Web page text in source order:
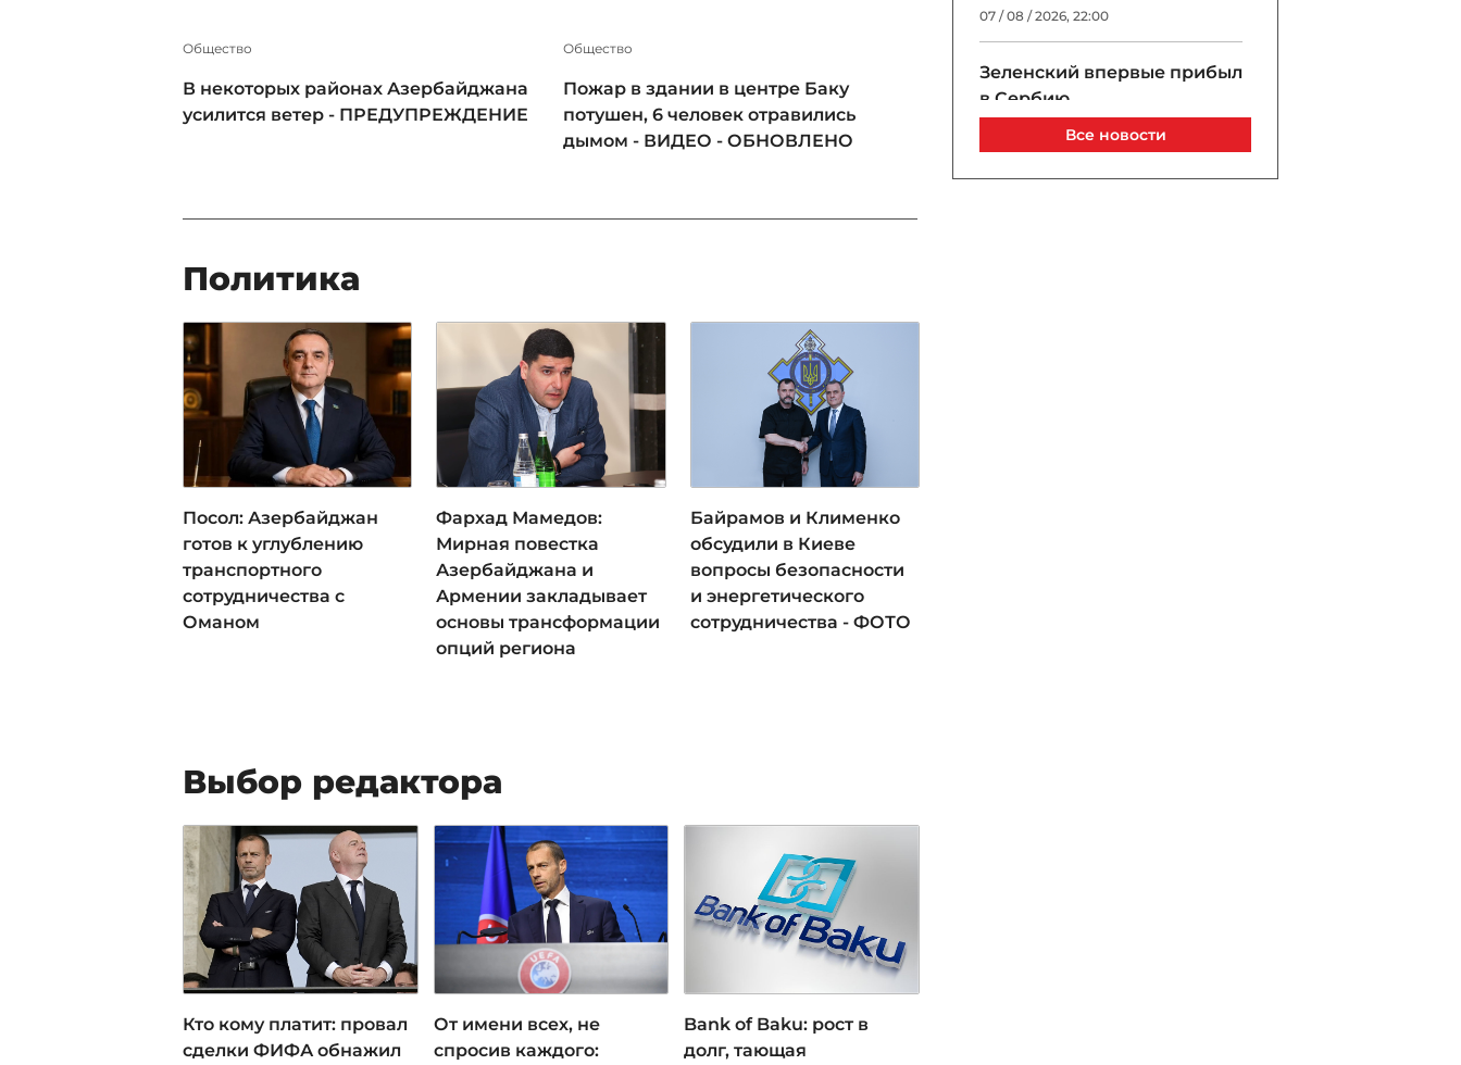
Общество
В некоторых районах Азербайджана
усилится ветер - ПРЕДУПРЕЖДЕНИЕ
Общество
Пожар в здании в центре Баку
потушен, 6 человек отравились
дымом - ВИДЕО - ОБНОВЛЕНО
Политика
Посол: Азербайджан
готов к углублению
транспортного
сотрудничества с
Оманом
Фархад Мамедов:
Мирная повестка
Азербайджана и
Армении закладывает
основы трансформации
опций региона
Байрамов и Клименко
обсудили в Киеве
вопросы безопасности
и энергетического
сотрудничества - ФОТО
Выбор редактора
Кто кому платит: провал
сделки ФИФА обнажил
От имени всех, не
спросив каждого:
Bank of Baku: рост в
долг, тающая
07 / 08 / 2026, 22:00
Зеленский впервые прибыл
в Сербию
07 / 08 / 2026, 21:40
Анар Байрамов уволил
Все новости